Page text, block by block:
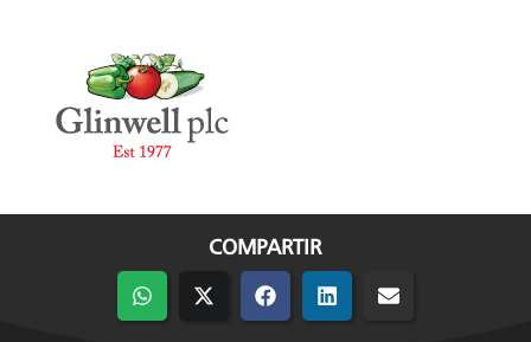
COMPARTIR
Compartir
en
CompartirCompartir
en
Compartir
en
Compartir